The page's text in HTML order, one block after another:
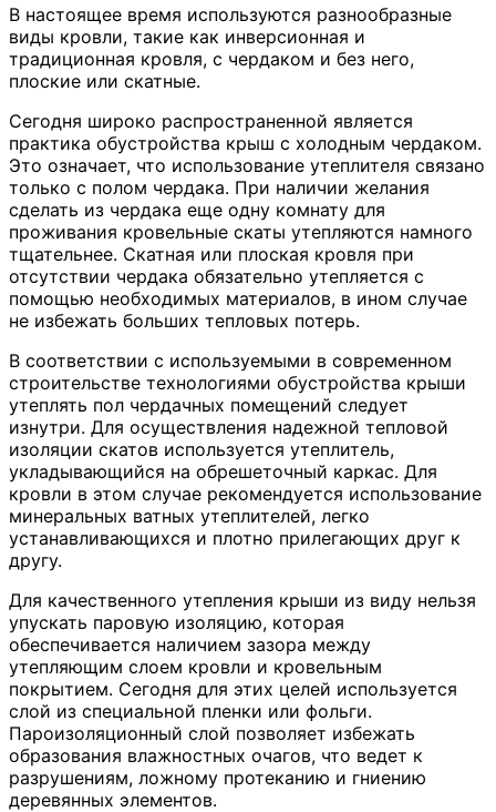
В настоящее время используются разнообразные
виды кровли, такие как инверсионная и
традиционная кровля, с чердаком и без него,
плоские или скатные.
Сегодня широко распространенной является
практика обустройства крыш с холодным чердаком.
Это означает, что использование утеплителя связано
только с полом чердака. При наличии желания
сделать из чердака еще одну комнату для
проживания кровельные скаты утепляются намного
тщательнее. Скатная или плоская кровля при
отсутствии чердака обязательно утепляется с
помощью необходимых материалов, в ином случае
не избежать больших тепловых потерь.
В соответствии с используемыми в современном
строительстве технологиями обустройства крыши
утеплять пол чердачных помещений следует
изнутри. Для осуществления надежной тепловой
изоляции скатов используется утеплитель,
укладывающийся на обрешеточный каркас. Для
кровли в этом случае рекомендуется использование
минеральных ватных утеплителей, легко
устанавливающихся и плотно прилегающих друг к
другу.
Для качественного утепления крыши из виду нельзя
упускать паровую изоляцию, которая
обеспечивается наличием зазора между
утепляющим слоем кровли и кровельным
покрытием. Сегодня для этих целей используется
слой из специальной пленки или фольги.
Пароизоляционный слой позволяет избежать
образования влажностных очагов, что ведет к
разрушениям, ложному протеканию и гниению
деревянных элементов.